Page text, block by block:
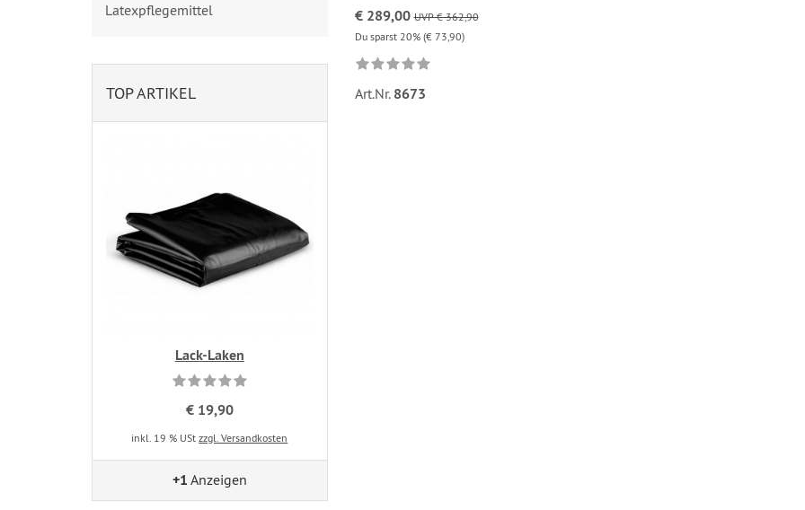
€ 289,00 UVP € 362,90
Du sparst 20% (€ 73,90)
Art.Nr. 8673
Latexpflegemittel
TOP ARTIKEL
Lack-Laken
€ 19,90
inkl. 19 % UStzzgl. Versandkosten
+1 Anzeigen